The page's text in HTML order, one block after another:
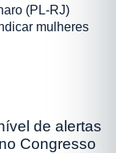
(PL-RJ)
mulheres
de alertas
Congresso